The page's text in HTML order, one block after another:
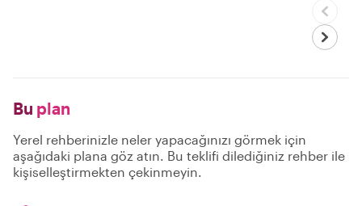
Bu plan
Yerel rehberinizle neler yapacağınızı görmek için
aşağıdaki plana göz atın. Bu teklifi dilediğiniz rehber ile
kişiselleştirmekten çekinmeyin.